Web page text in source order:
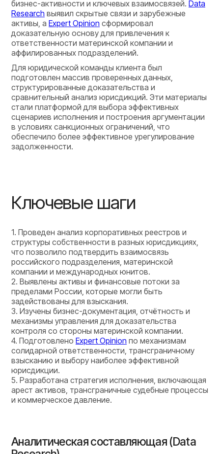
бизнес-активности и ключевых взаимосвязей. Data
Research выявил скрытые связи и зарубежные
активы, а Expert Opinion сформировал
доказательную основу для привлечения к
ответственности материнской компании и
аффилированных подразделений.
Для юридической команды клиента был
подготовлен массив проверенных данных,
структурированные доказательства и
сравнительный анализ юрисдикций. Эти материалы
стали платформой для выбора эффективных
сценариев исполнения и построения аргументации
в условиях санкционных ограничений, что
обеспечило более эффективное урегулирование
задолженности.
Ключевые шаги
1. Проведен анализ корпоративных реестров и
структуры собственности в разных юрисдикциях,
что позволило подтвердить взаимосвязь
российского подразделения, материнской
компании и международных юнитов.
2. Выявлены активы и финансовые потоки за
пределами России, которые могли быть
задействованы для взыскания.
3. Изучены бизнес-документация, отчётность и
механизмы управления для доказательства
контроля со стороны материнской компании.
4. Подготовлено Expert Opinion по механизмам
солидарной ответственности, трансграничному
взысканию и выбору наиболее эффективной
юрисдикции.
5. Разработана стратегия исполнения, включающая
арест активов, трансграничные судебные процессы
и коммерческое давление.
Аналитическая составляющая (Data